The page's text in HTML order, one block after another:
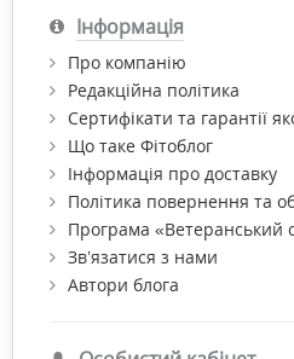
пасивну побудову шкірного
Інформація
Про компанію
Редакційна політика
Сертифікати та гарантії
Що таке Фітоблог
Інформація про доставку
Політика повернення та
Програма «Ветеранський
Зв’язатися з нами
Автори блога